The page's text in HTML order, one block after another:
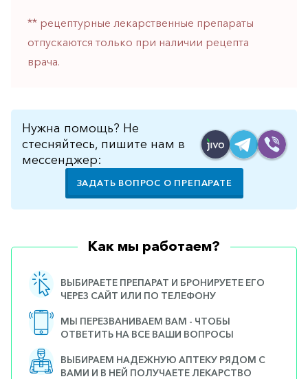
** рецептурные лекарственные препараты
отпускаются только при наличии рецепта
врача.
Нужна помощь? Не
стесняйтесь, пишите нам в
мессенджер:
ЗАДАТЬ ВОПРОС О ПРЕПАРАТЕ
Как мы работаем?
ВЫБИРАЕТЕ ПРЕПАРАТ И БРОНИРУЕТЕ ЕГО
ЧЕРЕЗ САЙТ ИЛИ ПО ТЕЛЕФОНУ
МЫ ПЕРЕЗВАНИВАЕМ ВАМ - ЧТОБЫ
ОТВЕТИТЬ НА ВСЕ ВАШИ ВОПРОСЫ
ВЫБИРАЕМ НАДЕЖНУЮ АПТЕКУ РЯДОМ С
ВАМИ И В НЕЙ ПОЛУЧАЕТЕ ЛЕКАРСТВО